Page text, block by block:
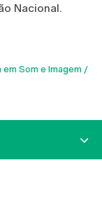
Nacional.
em Som e Imagem